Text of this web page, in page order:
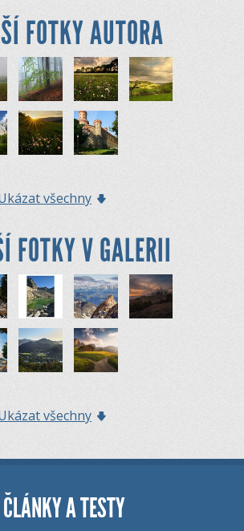
FOTKY AUTORA
všechny
FOTKY V GALERII
všechny
ČLÁNKY A TESTY